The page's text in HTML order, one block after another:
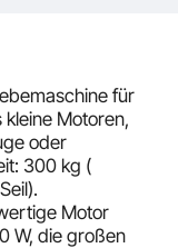
für
Motoren,
oder
300 kg (
Motor
W, die großen